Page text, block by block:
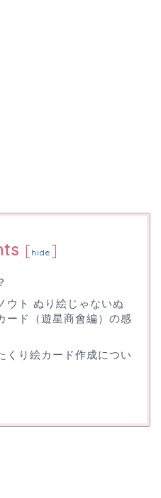
[hide ]
ウト ぬり絵じゃないぬ
ード（遊星商會編）の感
くり絵カード作成につい